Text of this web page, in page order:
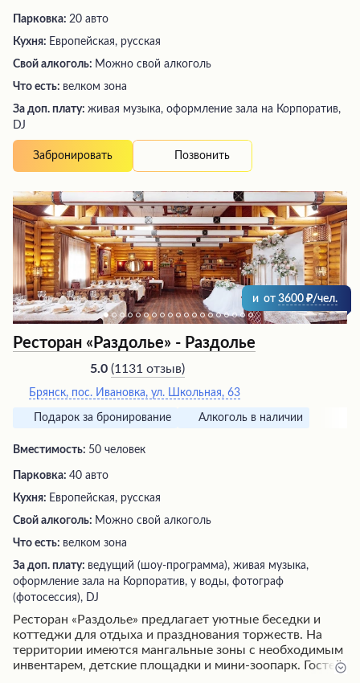
Парковка: 20 авто
Кухня: Европейская, русская
Свой алкоголь: Можно свой алкоголь
Что есть: велком зона
За доп. плату: живая музыка, оформление зала на Корпоратив,
DJ
Забронировать Позвонить
и от 3600 /чел.
Ресторан «Раздолье» - Раздолье
5.0 (1131 отзыв)
Брянск, пос. Ивановка, ул. Школьная, 63
Подарок за бронирование Алкоголь в наличии
Вместимость: 50 человек
Парковка: 40 авто
Кухня: Европейская, русская
Свой алкоголь: Можно свой алкоголь
Что есть: велком зона
За доп. плату: ведущий (шоу-программа), живая музыка,
оформление зала на Корпоратив, у воды, фотограф
(фотосессия), DJ
Ресторан «Раздолье» предлагает уютные беседки и
коттеджи для отдыха и празднования торжеств. На
территории имеются мангальные зоны с необходимым
инвентарем, детские площадки и мини-зоопарк. Гостей